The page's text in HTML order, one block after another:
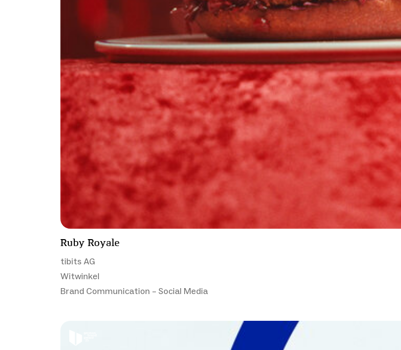
Ruby Royale
tibits AG
Witwinkel
Brand Communication – Social Media